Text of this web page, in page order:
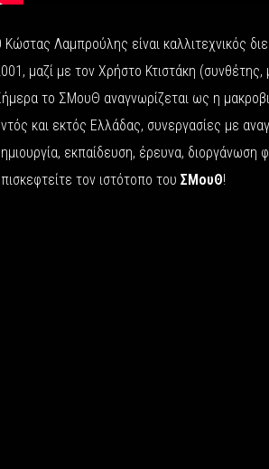
Κώστας Λαμπρούλης είναι καλλιτεχνικός
μαζί με τον Χρήστο Κτιστάκη
το ΣΜουΘ αναγνωρίζεται ως η
και εκτός Ελλάδας, συνεργασίες με
εκπαίδευση, έρευνα, διοργάνωση
τον ιστότοπο του ΣΜουΘ!